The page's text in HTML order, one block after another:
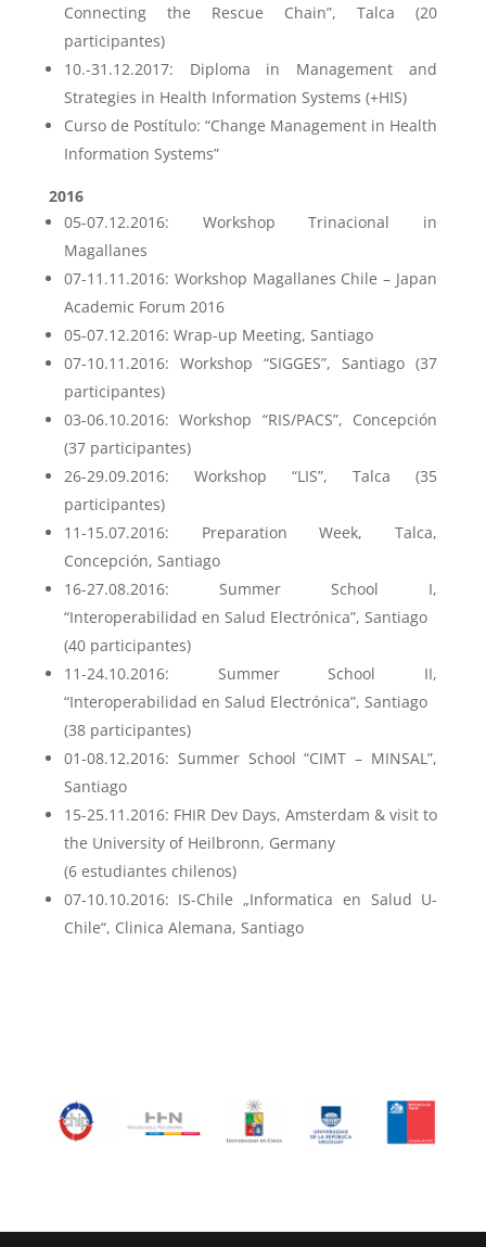
Connecting the Rescue Chain”, Talca (20
participantes)
10.-31.12.2017: Diploma in Management and
Strategies in Health Information Systems (+HIS)
Curso de Postítulo: “Change Management in Health
Information Systems”
2016
05-07.12.2016: Workshop Trinacional in
Magallanes
07-11.11.2016: Workshop Magallanes Chile – Japan
Academic Forum 2016
05-07.12.2016: Wrap-up Meeting, Santiago
07-10.11.2016: Workshop “SIGGES”, Santiago (37
participantes)
03-06.10.2016: Workshop “RIS/PACS”, Concepción
(37 participantes)
26-29.09.2016: Workshop “LIS”, Talca (35
participantes)
11-15.07.2016: Preparation Week, Talca,
Concepción, Santiago
16-27.08.2016: Summer School I,
“Interoperabilidad en Salud Electrónica”, Santiago
(40 participantes)
11-24.10.2016: Summer School II,
“Interoperabilidad en Salud Electrónica”, Santiago
(38 participantes)
01-08.12.2016: Summer School “CIMT – MINSAL”,
Santiago
15-25.11.2016: FHIR Dev Days, Amsterdam & visit to
the University of Heilbronn, Germany
(6 estudiantes chilenos)
07-10.10.2016: IS-Chile „Informatica en Salud U-
Chile“, Clinica Alemana, Santiago